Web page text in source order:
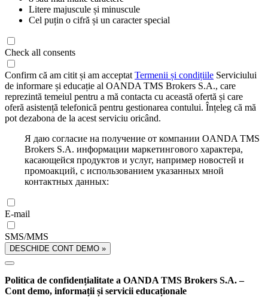
Litere majuscule și minuscule
Cel puțin o cifră și un caracter special
Check all consents
Confirm că am citit și am acceptat Termenii și condițiile Serviciului
de informare și educație al OANDA TMS Brokers S.A., care
reprezintă temeiul pentru a mă contacta cu această ofertă și care
oferă asistență telefonică pentru gestionarea contului. Înțeleg că mă
pot dezabona de la acest serviciu oricând.
Я даю согласие на получение от компании OANDA TMS
Brokers S.A. информации маркетингового характера,
касающейся продуктов и услуг, например новостей и
промоакций, с использованием указанных мной
контактных данных:
E-mail
SMS/MMS
DESCHIDE CONT DEMO »
Politica de confidențialitate a OANDA TMS Brokers S.A. –
Cont demo, informații și servicii educaționale